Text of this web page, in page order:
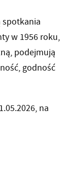
spotkania
w 1956 roku,
podejmują
godność
na